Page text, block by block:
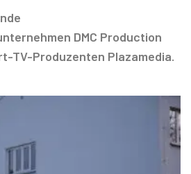
DMC Production
TV-Produzenten Plazamedia.